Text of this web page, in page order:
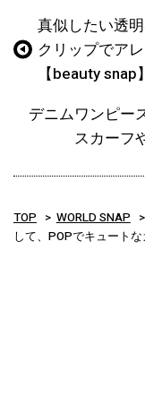
真似したい透
クリップでア
【beauty snap】
デニムワンピー
スカーフ
TOP WORLD SNAP
して、POPでキュート